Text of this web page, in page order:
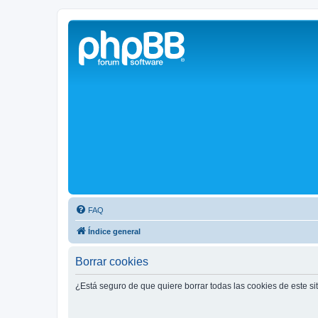
Solax FAQ
Lugar para intercambiar dudas sobre inversores solares Solax y
FAQ
Índice general
Borrar cookies
¿Está seguro de que quiere borrar todas las cookies de este